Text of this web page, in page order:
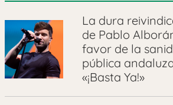
La dura
de Pablo
favor de la
pública
«¡Basta Ya!»